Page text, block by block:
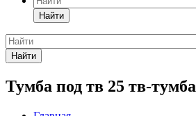
Найти
Найти
Тумба под тв 25 тв-тумба